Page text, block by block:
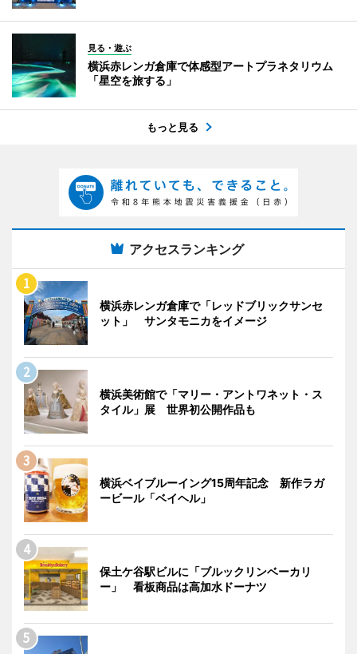
見る・遊ぶ
横浜赤レンガ倉庫で体感型アートプラネタリウム
「星空を旅する」
もっと見る
アクセスランキング
横浜赤レンガ倉庫で「レッドブリックサンセ
ット」 サンタモニカをイメージ
横浜美術館で「マリー・アントワネット・ス
タイル」展 世界初公開作品も
横浜ベイブルーイング15周年記念 新作ラガ
ービール「ベイヘル」
保土ケ谷駅ビルに「ブルックリンベーカリ
ー」 看板商品は高加水ドーナツ